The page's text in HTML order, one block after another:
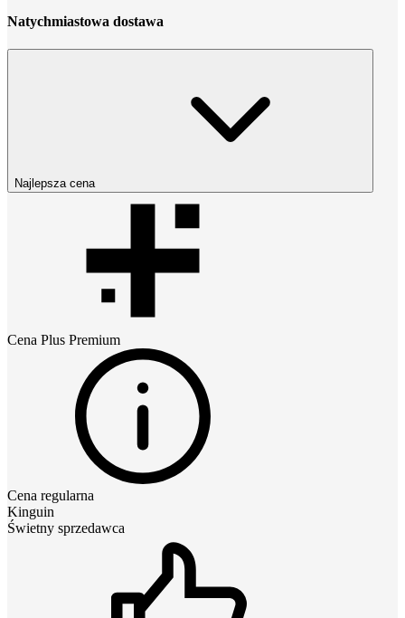
Natychmiastowa dostawa
Najlepsza cena
Cena Plus Premium
Cena regularna
Kinguin
Świetny sprzedawca